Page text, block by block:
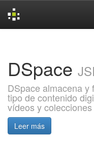
DSpace
DSpace almacena y
tipo de contenido
vídeos y
Leer más